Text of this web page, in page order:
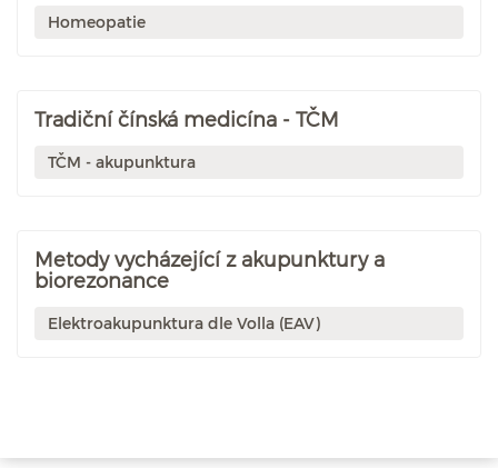
Homeopatie
Tradiční čínská medicína - TČM
TČM - akupunktura
Metody vycházející z akupunktury a
biorezonance
Elektroakupunktura dle Volla (EAV)